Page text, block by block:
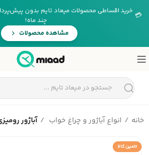
💳 خرید اقساطی محصولات میعاد تایم بدون
چند ماه!
مشاهده محصولات
خانه انواع آباژور و چراغ خواب آباژور رومیزی مدل
تامین کالا